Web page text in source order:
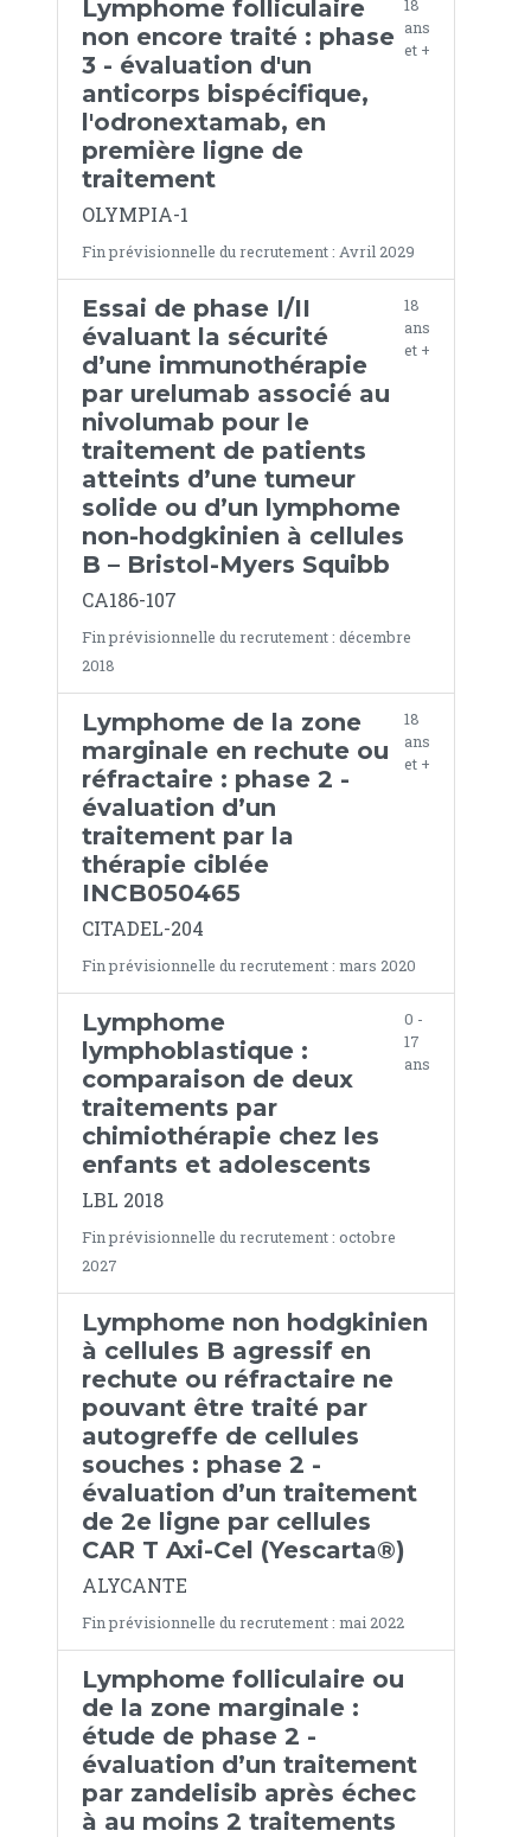
Lymphome folliculaire
non encore traité : phase
3 - évaluation d'un
anticorps bispécifique,
l'odronextamab, en
première ligne de
traitement
18
ans
et +
OLYMPIA-1
Fin prévisionnelle du recrutement : Avril 2029
Essai de phase I/II
évaluant la sécurité
d’une immunothérapie
par urelumab associé au
nivolumab pour le
traitement de patients
atteints d’une tumeur
solide ou d’un lymphome
non-hodgkinien à cellules
B – Bristol-Myers Squibb
18
ans
et +
CA186-107
Fin prévisionnelle du recrutement : décembre
2018
Lymphome de la zone
marginale en rechute ou
réfractaire : phase 2 -
évaluation d’un
traitement par la
thérapie ciblée
INCB050465
18
ans
et +
CITADEL-204
Fin prévisionnelle du recrutement : mars 2020
Lymphome
lymphoblastique :
comparaison de deux
traitements par
chimiothérapie chez les
enfants et adolescents
0 -
17
ans
LBL 2018
Fin prévisionnelle du recrutement : octobre
2027
Lymphome non hodgkinien
à cellules B agressif en
rechute ou réfractaire ne
pouvant être traité par
autogreffe de cellules
souches : phase 2 -
évaluation d’un traitement
de 2e ligne par cellules
CAR T Axi-Cel (Yescarta®)
ALYCANTE
Fin prévisionnelle du recrutement : mai 2022
Lymphome folliculaire ou
de la zone marginale :
étude de phase 2 -
évaluation d’un traitement
par zandelisib après échec
à au moins 2 traitements